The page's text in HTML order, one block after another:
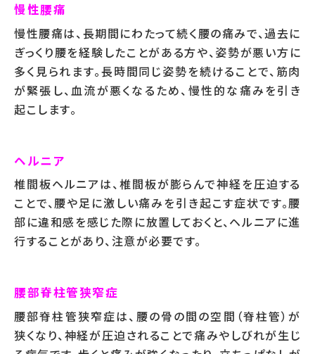
慢性腰痛
慢性腰痛は、長期間にわたって続く腰の痛みで、過去に
ぎっくり腰を経験したことがある方や、姿勢が悪い方に
多く見られます。長時間同じ姿勢を続けることで、筋肉
が緊張し、血流が悪くなるため、慢性的な痛みを引き
起こします。
ヘルニア
椎間板ヘルニアは、椎間板が膨らんで神経を圧迫する
ことで、腰や足に激しい痛みを引き起こす症状です。腰
部に違和感を感じた際に放置しておくと、ヘルニアに進
行することがあり、注意が必要です。
腰部脊柱管狭窄症
腰部脊柱管狭窄症は、腰の骨の間の空間（脊柱管）が
狭くなり、神経が圧迫されることで痛みやしびれが生じ